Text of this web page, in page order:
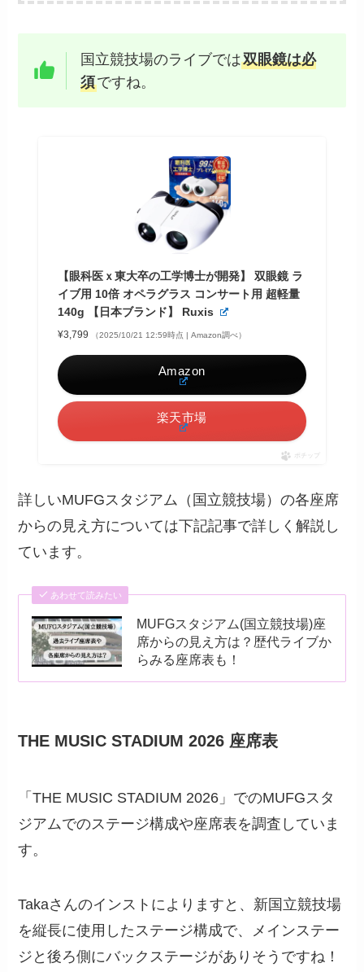
国立競技場のライブでは双眼鏡は必
須ですね。
【眼科医ｘ東大卒の工学博士が開発】 双眼鏡 ラ
イブ用 10倍 オペラグラス コンサート用 超軽量
140g 【日本ブランド】 Ruxis
¥3,799 （2025/10/21 12:59時点 | Amazon調べ）
Amazon
楽天市場
ポチップ
詳しいMUFGスタジアム（国立競技場）の各座席
からの見え方については下記記事で詳しく解説し
ています。
あわせて読みたい
MUFGスタジアム(国立競技場)座
席からの見え方は？歴代ライブか
らみる座席表も！
THE MUSIC STADIUM 2026​ 座席表
「THE MUSIC STADIUM 2026​」でのMUFGスタ
ジアムでのステージ構成や座席表を調査していま
す。
Takaさんのインストによりますと、新国立競技場
を縦長に使用したステージ構成で、メインステー
ジと後ろ側にバックステージがありそうですね！